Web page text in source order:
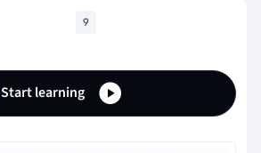
9
Start learning